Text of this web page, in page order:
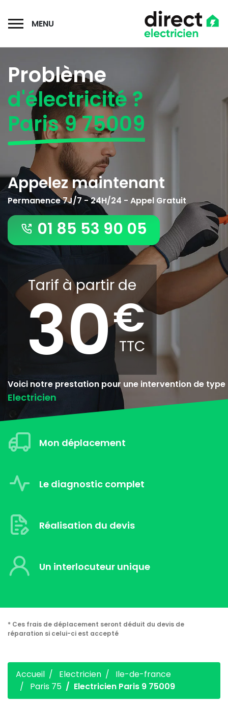
MENU
Problème
d'électricité ?
Paris 9 75009
Appelez maintenant
Permanence 7J/7 - 24H/24 - Appel Gratuit
01 85 53 90 05
Tarif à partir de
30
Voici notre prestation pour une intervention de type
Electricien
Mon déplacement
Le diagnostic complet
Réalisation du devis
Un interlocuteur unique
* Ces frais de déplacement seront déduit du devis de
réparation si celui-ci est accepté
Accueil Electricien
Ile-de-france
Paris 75
Electricien Paris 9 75009